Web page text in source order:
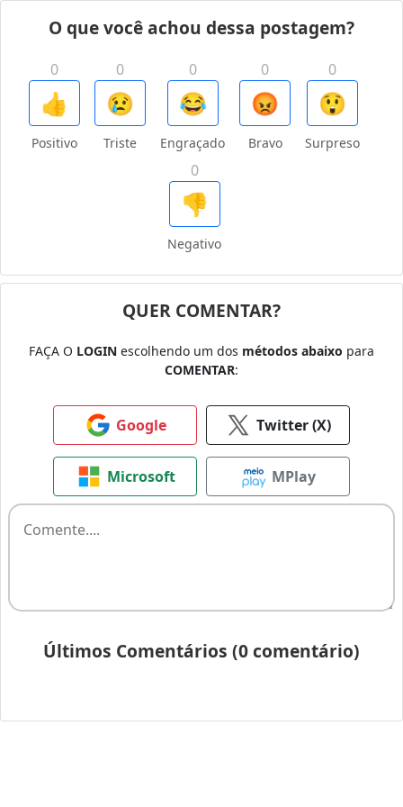
O que você achou dessa postagem?
0
👍
Positivo
0
😢
Triste
0
😂
Engraçado
0
😡
Bravo
0
😲
Surpreso
0
👎
Negativo
QUER COMENTAR?
FAÇA O LOGIN escolhendo um dos métodos abaixo para
COMENTAR:
Google Twitter (X)
Microsoft MPlay
Últimos Comentários (0 comentário)